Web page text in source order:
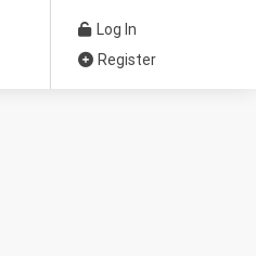
Log In
Register